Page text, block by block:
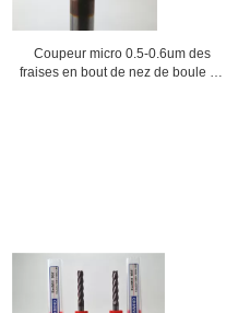
Coupeur micro 0.5-0.6um des
fraises en bout de nez de boule de